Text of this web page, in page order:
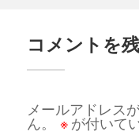
コメントを
メールアドレス
ん。
※ が付いて